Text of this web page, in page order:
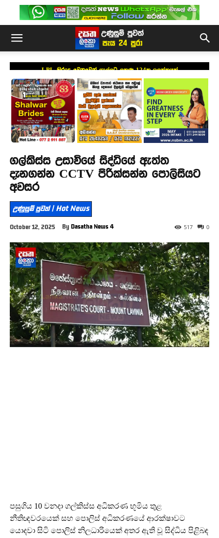
LPL කිරුළ වෙනුවෙන් ගාල්ලට ලකුණු 124ක ඉලක්කයක්
ගල්කිස්ස උසාවියේ සිද්ධියේ ඇත්ත
දැනගන්න CCTV පිරික්සන්න පොලිසියට
අවසර
උණුසුම් පුවත් | Hot News
October 12, 2025 By Dasatha News 4 0
517
පසුගිය 10 වනදා ගල්කිස්ස අධිකරණ භූමිය තුළ
නීතිඥවරයෙක් සහ පොලිස් අධිකරණයේ ආරක්ෂාවට
යොදවා සිටි පොලිස් නිලධාරියෙක් අතර ඇති වූ සිද්ධිය පිළිබඳ